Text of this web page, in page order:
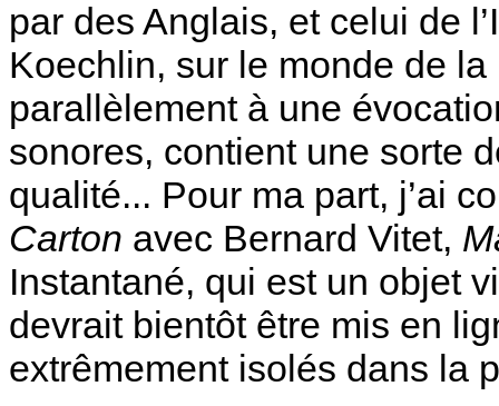
par des Anglais, et celui de
Koechlin, sur le monde de
parallèlement à une
sonores, contient une sorte
qualité... Pour ma part, j’ai
Carton avec Bernard Vitet,
Instantané, qui est un objet
devrait bientôt être mis en
extrêmement isolés dans la